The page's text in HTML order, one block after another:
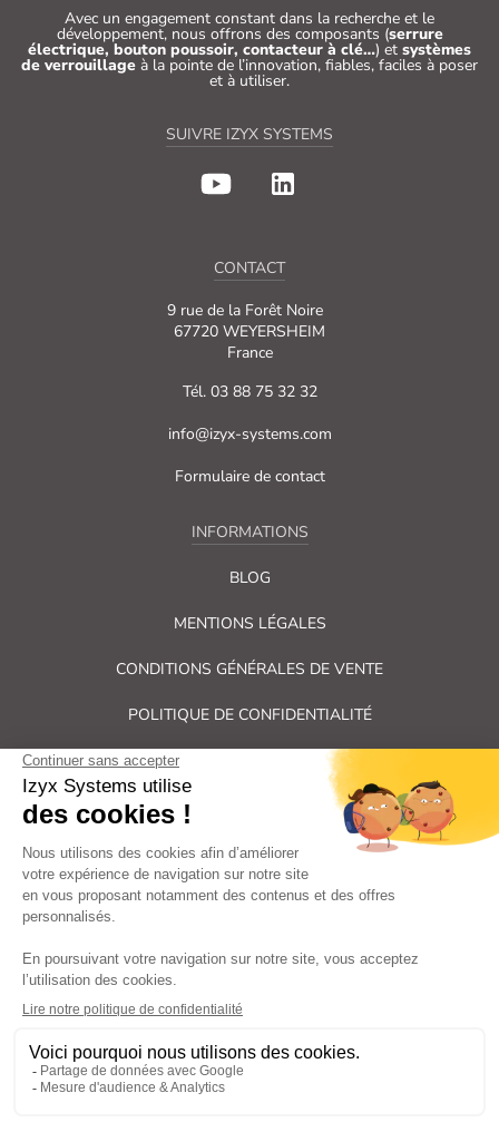
Avec un engagement constant dans la recherche et le
développement, nous offrons des composants (serrure
électrique, bouton poussoir, contacteur à clé…) et systèmes
de verrouillage à la pointe de l’innovation, fiables, faciles à poser
et à utiliser.
SUIVRE IZYX SYSTEMS
CONTACT
9 rue de la Forêt Noire
67720 WEYERSHEIM
France
Tél. 03 88 75 32 32
info@izyx-systems.com
Formulaire de contact
INFORMATIONS
BLOG
MENTIONS LÉGALES
CONDITIONS GÉNÉRALES DE VENTE
POLITIQUE DE CONFIDENTIALITÉ
Tous droits réservés Izyx Systems ©
Contrôle des accès et verrouillage de porte : serrure électrique,
gâche électrique, ventouse électromagnétique